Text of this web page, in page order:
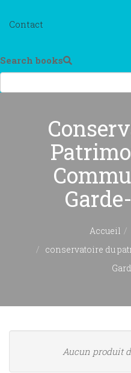
Contact
Search books
Accueil
conservatoire du
Aucun produit